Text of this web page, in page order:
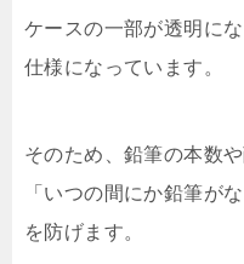
ケースの一部が透明に
仕様になっています。
そのため、鉛筆の本数
「いつの間にか鉛筆が
を防げます。